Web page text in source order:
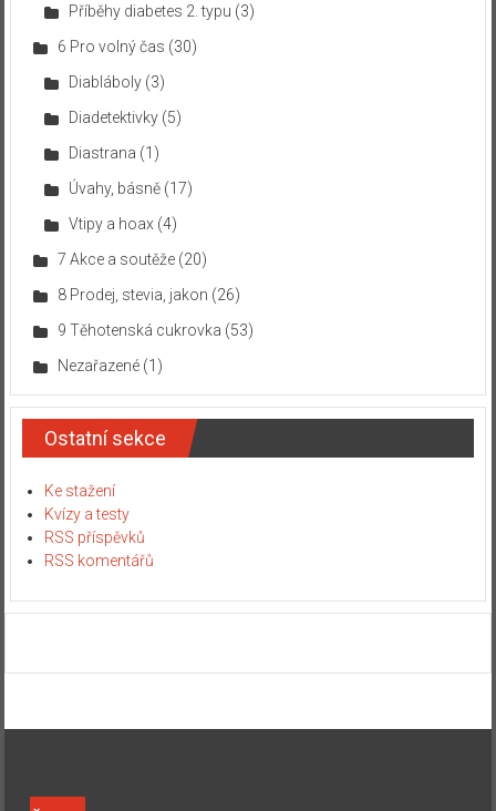
Příběhy diabetes 2. typu (3)
6 Pro volný čas (30)
Diabláboly(3)
Diadetektivky(5)
Diastrana (1)
Úvahy, básně(17)
Vtipy a hoax (4)
7 Akce a soutěže(20)
8 Prodej, stevia, jakon (26)
9 Těhotenská cukrovka (53)
Nezařazené(1)
Ostatní sekce
Ke stažení
Kvízy a testy
RSS příspěvků
RSS komentářů